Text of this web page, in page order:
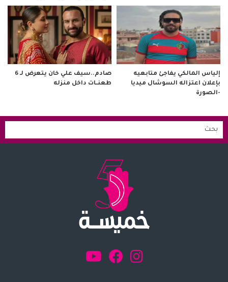
إلياس المالكي يفاجئ متابعيه
بإعلان اعتزاله السوشال ميديا
-الصورة
صادم..سيف علي خان يتعرض لـ 6
طعنــات داخل منزله